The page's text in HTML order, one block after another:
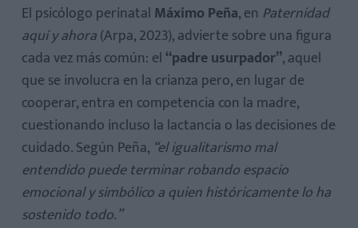
El psicólogo perinatal Máximo Peña, en Paternidad
aquí y ahora(Arpa, 2023), advierte sobre una figura
cada vez más común: el“padre usurpador”, aquel
que se involucra en la crianza pero, en lugar de
cooperar, entra en competencia con la madre,
cuestionando incluso la lactancia o las decisiones de
cuidado. Según Peña, “el igualitarismo mal
entendido puede terminar robando espacio
emocional y simbólico a quien históricamente lo ha
sostenido todo.”